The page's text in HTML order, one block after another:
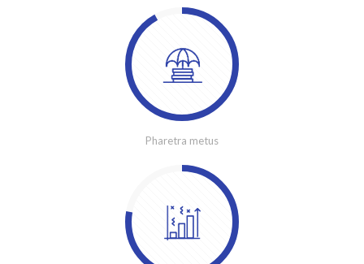
Pharetra metus